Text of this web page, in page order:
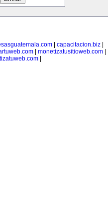
capacitacion.biz
monetizatusitioweb.com
|